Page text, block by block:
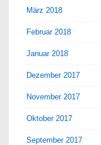
März 2018
Februar 2018
Januar 2018
Dezember 2017
November 2017
Oktober 2017
September 2017